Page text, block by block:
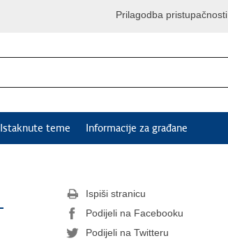
Prilagodba pristupačnosti
Istaknute teme Informacije za građane
Ispiši stranicu
Podijeli na Facebooku
Podijeli na Twitteru